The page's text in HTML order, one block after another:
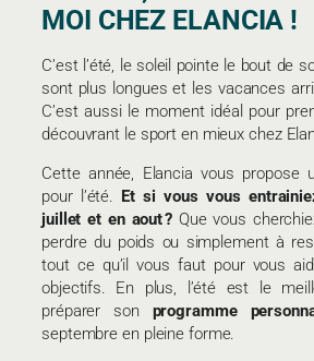
MOI CHEZ ELANCIA !
C’est l’été, le soleil pointe le bout de
sont plus longues et les vacances
C’est aussi le moment idéal pour
découvrant le sport en mieux chez
Cette année, Elancia vous propose
pour l’été. Et si vous vous
juillet et en aout ?Que vous
perdre du poids ou simplement à
tout ce qu’il vous faut pour vous
objectifs. En plus, l’été est le
préparer son programme
septembre en pleine forme.